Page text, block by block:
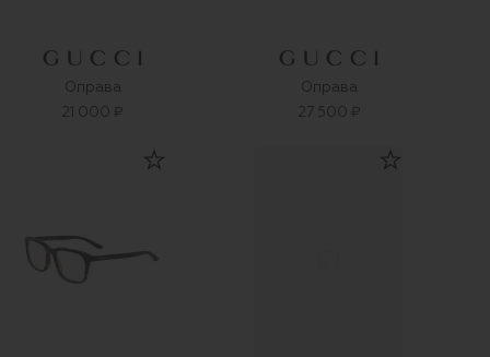
Оправа
21 000 ₽
Оправа
27 500 ₽